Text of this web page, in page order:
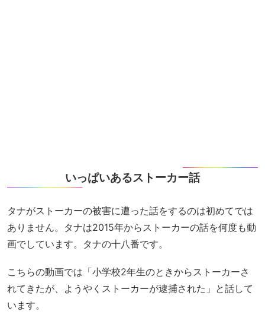
いっぱいあるストーカー話
タナがストーカーの被害に遭った話をするのは初めてでは
ありません。タナは2015年からストーカーの話を何度も動
画でしています。タナの十八番です。
こちらの動画では「小学校2年生のときからストーカーさ
れてきたが、ようやくストーカーが逮捕された」と話して
います。